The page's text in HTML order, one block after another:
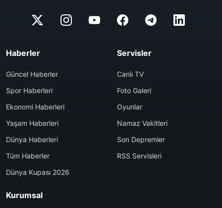
Haberler
Güncel Haberler
Spor Haberleri
Ekonomi Haberleri
Yaşam Haberleri
Dünya Haberleri
Tüm Haberler
Dünya Kupası 2026
Servisler
Canlı TV
Foto Galeri
Oyunlar
Namaz Vakitleri
Son Depremler
RSS Servisleri
Kurumsal